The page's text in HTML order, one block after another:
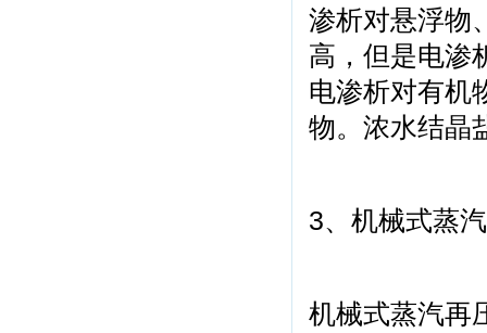
渗析对悬浮物
高，但是电渗
电渗析对有机
物。浓水结晶
3、机械式蒸
机械式蒸汽再